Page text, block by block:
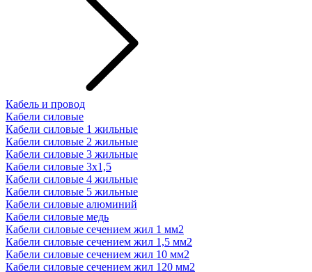
Кабель и провод
Кабели силовые
Кабели силовые 1 жильные
Кабели силовые 2 жильные
Кабели силовые 3 жильные
Кабели силовые 3х1,5
Кабели силовые 4 жильные
Кабели силовые 5 жильные
Кабели силовые алюминий
Кабели силовые медь
Кабели силовые сечением жил 1 мм2
Кабели силовые сечением жил 1,5 мм2
Кабели силовые сечением жил 10 мм2
Кабели силовые сечением жил 120 мм2